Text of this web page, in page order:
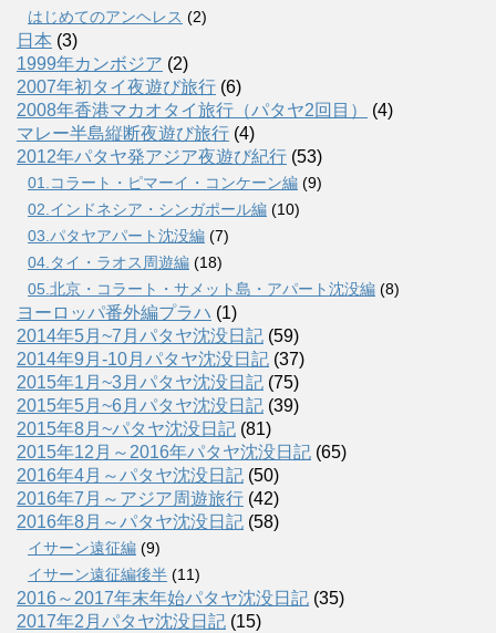
はじめてのアンヘレス (2)
日本 (3)
1999年カンボジア (2)
2007年初タイ夜遊び旅行 (6)
2008年香港マカオタイ旅行（パタヤ2回目）
(4)
マレー半島縦断夜遊び旅行 (4)
2012年パタヤ発アジア夜遊び紀行 (53)
01.コラート・ピマーイ・コンケーン編 (9)
02.インドネシア・シンガポール編 (10)
03.パタヤアパート沈没編 (7)
04.タイ・ラオス周遊編 (18)
05.北京・コラート・サメット島・アパート沈没編 (8)
ヨーロッパ番外編プラハ (1)
2014年5月~7月パタヤ沈没日記 (59)
2014年9月-10月パタヤ沈没日記 (37)
2015年1月~3月パタヤ沈没日記 (75)
2015年5月~6月パタヤ沈没日記 (39)
2015年8月~パタヤ沈没日記 (81)
2015年12月～2016年パタヤ沈没日記 (65)
2016年4月～パタヤ沈没日記 (50)
2016年7月～アジア周遊旅行 (42)
2016年8月～パタヤ沈没日記 (58)
イサーン遠征編 (9)
イサーン遠征編後半 (11)
2016～2017年末年始パタヤ沈没日記 (35)
2017年2月パタヤ沈没日記 (15)